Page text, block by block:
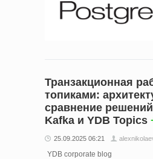
Транзакционная
топиками:
сравнение
Kafka и YDB Topics
25.09.2025 06:21
YDB corporate blog